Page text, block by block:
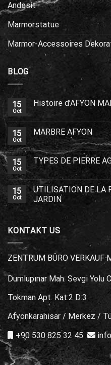
Andesit
Marmorstatue
Marmor-Accessoires
BLOG
15
Oct
Histoire d’AFYON
15
Oct
MARBRE AFYON
15
Oct
TYPES DE PIERRE
15
Oct
UTILISATION DE LA
JARDIN
KONTAKT US
ZENTRUM BÜRO VERKAUF
Dumlupınar Mah. Sevgi Yolu
Tokman Apt. Kat:2 D:3
Afyonkarahisar / Merkez /
+90 530 825 32 45